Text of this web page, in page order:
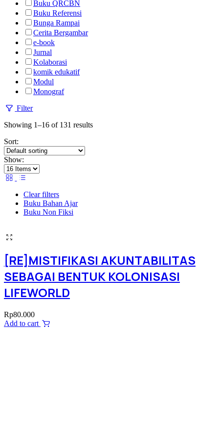
Buku QRCBN
Buku Referensi
Bunga Rampai
Cerita Bergambar
e-book
Jurnal
Kolaborasi
komik edukatif
Modul
Monograf
Filter
Showing 1–16 of 131 results
Sort:
Show:
Clear filters
Buku Bahan Ajar
Buku Non Fiksi
[RE]MISTIFIKASI AKUNTABILITAS
SEBAGAI BENTUK KOLONISASI
LIFEWORLD
Rp80.000
Add to cart